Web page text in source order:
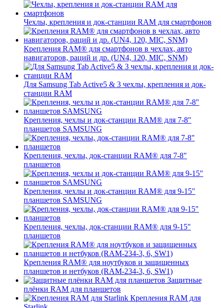
Чехлы, крепления и док-станции RAM для смартфонов
Крепления RAM® для смартфонов в чехлах, авто
навигаторов, раций и др. (UN4, 120, MIC, SNM)
Для Samsung Tab Active5 & 3 чехлы, крепления и док-
станции RAM
Крепления, чехлы и док-станции RAM® для 7-8"
планшетов SAMSUNG
Крепления, чехлы, док-станции RAM® для 7-8"
планшетов
Крепления, чехлы и док-станции RAM® для 9-15"
планшетов SAMSUNG
Крепления, чехлы, док-станции RAM® для 9-15"
планшетов
Крепления RAM® для ноутбуков и защищенных
планшетов и нетбуков (RAM-234-3, 6, SW1)
Защитные
плёнки RAM для планшетов
Крепления RAM для